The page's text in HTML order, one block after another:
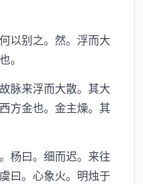
别之。然。浮而大
。
来浮而大散。其大
方金也。金主燥。其
曰。细而迟。来往
曰。心象火。明烛于